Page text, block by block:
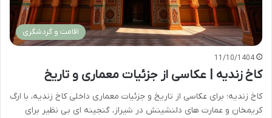
اقامت و گردشگری
11/10/1404
کاخ زندیه | عکاسی از جزئیات معماری و تاریخ
کاخ زندیه؛ برای عکاسی از تاریخ و جزئیات معماری داخلی کاخ زندیه، با ارگ
کریمخان و عمارت های دلنشینش در شیراز، گنجینه ای بی نظیر برای